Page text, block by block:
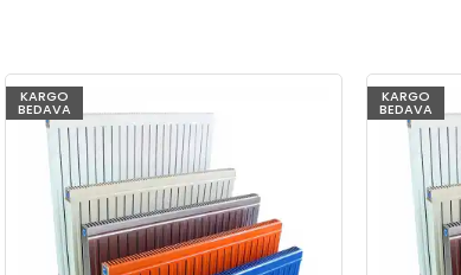
KARGO
BEDAVA
KARGO
BEDAVA